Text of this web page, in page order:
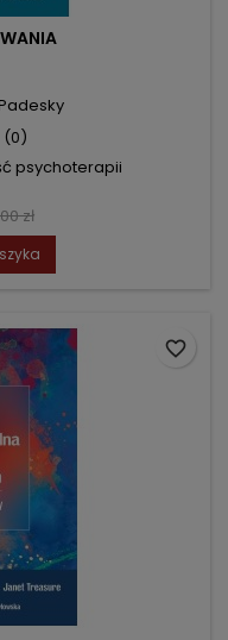
(0)
psychoterapii
zł
favorite_border